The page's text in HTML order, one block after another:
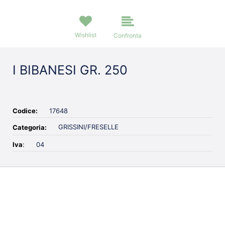
Wishlist Confronta
I BIBANESI GR. 250
Codice: 17648
Categoria: GRISSINI/FRESELLE
Iva: 04